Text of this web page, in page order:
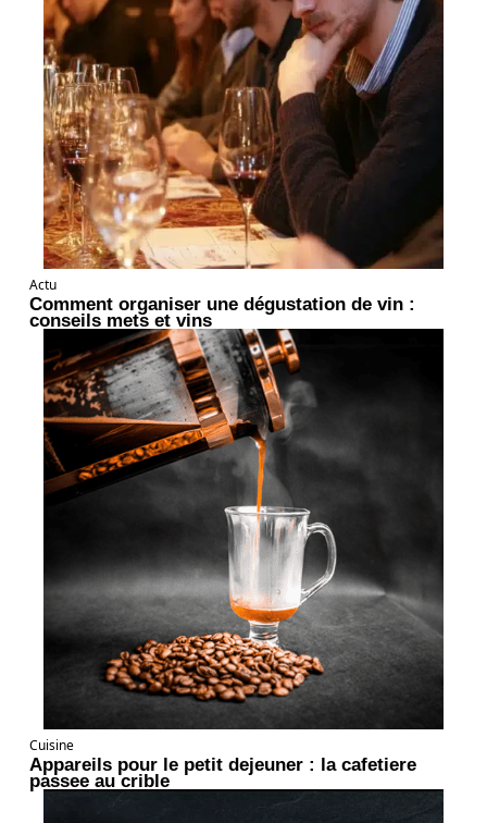
Actu
Comment organiser une dégustation de vin :
conseils mets et vins
Cuisine
Appareils pour le petit dejeuner : la cafetiere
passee au crible